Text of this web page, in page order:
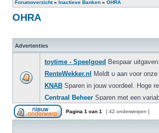
Forumoverzicht» Inactieve Banken » OHRA
OHRA
Advertenties
Pagina 1 van 1 [ 42 onderwerpen ]